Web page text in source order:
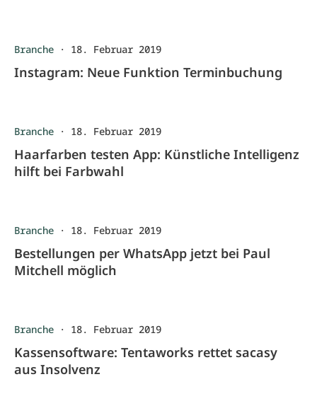
Branche · 18. Februar 2019
Instagram: Neue Funktion Terminbuchung
Branche · 18. Februar 2019
Haarfarben testen App: Künstliche Intelligenz
hilft bei Farbwahl
Branche · 18. Februar 2019
Bestellungen per WhatsApp jetzt bei Paul
Mitchell möglich
Branche · 18. Februar 2019
Kassensoftware: Tentaworks rettet sacasy
aus Insolvenz